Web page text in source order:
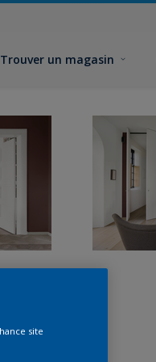
Trouver un magasin
site